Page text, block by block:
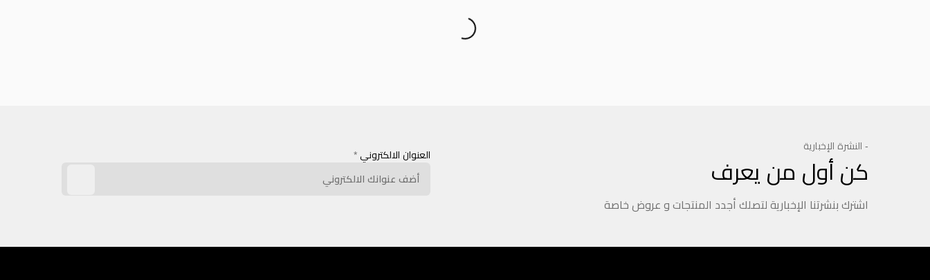
- النشرة الإخبارية
كن أول من يعرف
اشترك بنشرتنا الإخبارية لتصلك أجدد المنتجات و عروض خاصة
العنوان الالكتروني *